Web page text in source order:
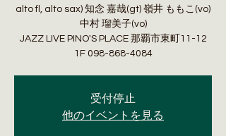
alto fl, alto sax) 知念 嘉哉(gt) 嶺井 ももこ(vo)
中村 瑠美子(vo)
JAZZ LIVE PINO'S PLACE 那覇市東町11-12
1F 098-868-4084
受付停止
他のイベントを見る